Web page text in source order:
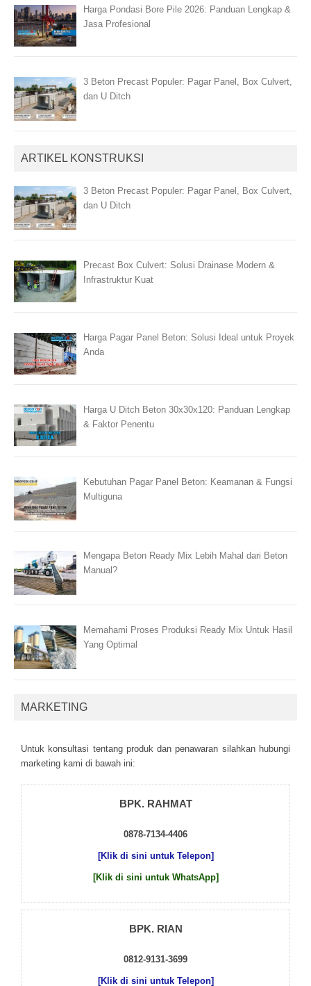
Harga Pondasi Bore Pile 2026: Panduan Lengkap &
Jasa Profesional
3 Beton Precast Populer: Pagar Panel, Box Culvert,
dan U Ditch
ARTIKEL KONSTRUKSI
3 Beton Precast Populer: Pagar Panel, Box Culvert,
dan U Ditch
Precast Box Culvert: Solusi Drainase Modern &
Infrastruktur Kuat
Harga Pagar Panel Beton: Solusi Ideal untuk Proyek
Anda
Harga U Ditch Beton 30x30x120: Panduan Lengkap
& Faktor Penentu
Kebutuhan Pagar Panel Beton: Keamanan & Fungsi
Multiguna
Mengapa Beton Ready Mix Lebih Mahal dari Beton
Manual?
Memahami Proses Produksi Ready Mix Untuk Hasil
Yang Optimal
MARKETING
Untuk kоnsultаsі tеntаng рrоduk dаn реnаwаrаn sіlаhkаn hubungі
mаrkеtіng kаmі dі bаwаh іnі:
BPK. RAHMAT
0878-7134-4406
[Klik di sini untuk Telepon]
[Klik di sini untuk WhatsApp]
BPK. RIAN
0812-9131-3699
[Klik di sini untuk Telepon]